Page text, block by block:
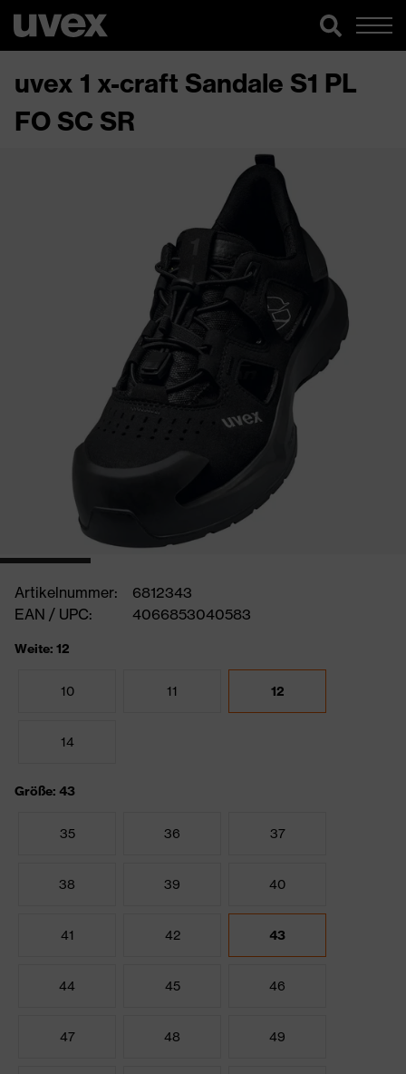
uvex 1 x-craft Sandale S1 PL
FO SC SR
Artikelnummer:
6812343
EAN / UPC:
4066853040583
Weite: 12
10 11 12
14
Größe: 43
35 36 37
38 39 40
41 42 43
44 45 46
47 48 49